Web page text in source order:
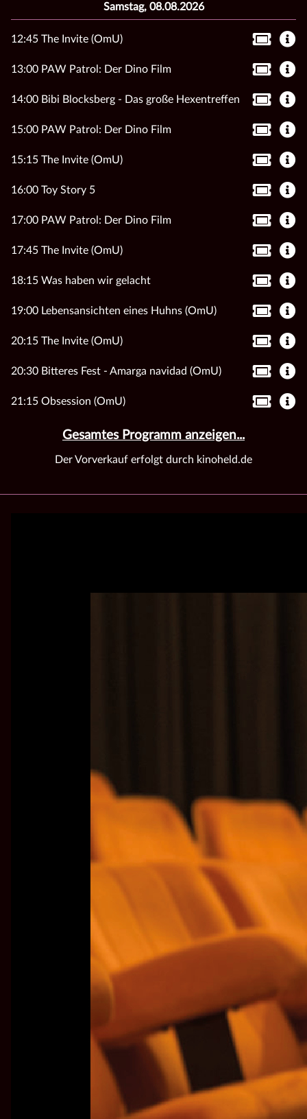
Samstag, 08.08.2026
12:45 The Invite (OmU)
13:00 PAW Patrol: Der Dino Film
14:00 Bibi Blocksberg - Das große Hexentreffen
15:00 PAW Patrol: Der Dino Film
15:15 The Invite (OmU)
16:00 Toy Story 5
17:00 PAW Patrol: Der Dino Film
17:45 The Invite (OmU)
18:15 Was haben wir gelacht
19:00 Lebensansichten eines Huhns (OmU)
20:15 The Invite (OmU)
20:30 Bitteres Fest - Amarga navidad (OmU)
21:15 Obsession (OmU)
Gesamtes Programm anzeigen...
Der Vorverkauf erfolgt durch kinoheld.de